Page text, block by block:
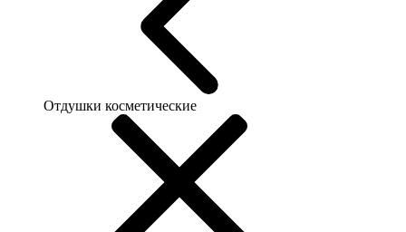
Отдушки косметические